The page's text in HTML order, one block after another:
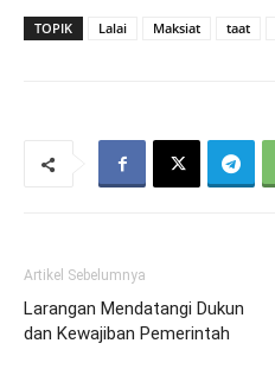
TOPIK Lalai Maksiat taat
Artikel Sebelumnya
Larangan Mendatangi Dukun
dan Kewajiban Pemerintah